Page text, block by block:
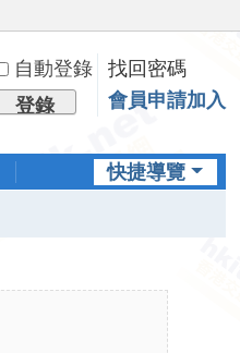
自動登錄
找回密碼
登錄 會員申請加入
快捷導覽